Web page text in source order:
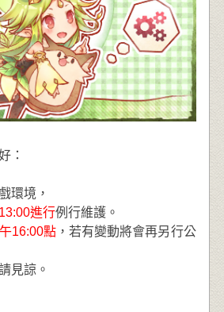
：
環境，
進行例行維護。
16:00點 ，若有變動將會再另行公
見諒。